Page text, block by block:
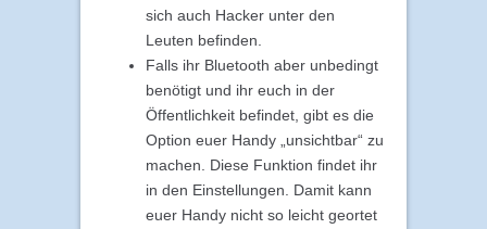
sich auch Hacker unter den
Leuten befinden.
Falls ihr Bluetooth aber unbedingt
benötigt und ihr euch in der
Öffentlichkeit befindet, gibt es die
Option euer Handy „unsichtbar“ zu
machen. Diese Funktion findet ihr
in den Einstellungen. Damit kann
euer Handy nicht so leicht geortet